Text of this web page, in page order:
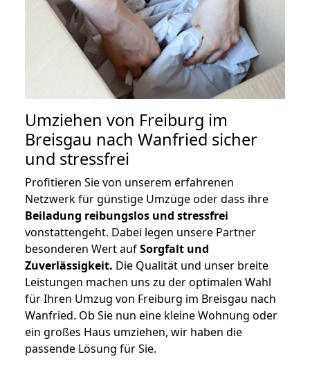
Umziehen von Freiburg im
Breisgau nach Wanfried sicher
und stressfrei
Profitieren Sie von unserem erfahrenen
Netzwerk für günstige Umzüge oder dass ihre
Beiladung reibungslos und stressfrei
vonstattengeht. Dabei legen unsere Partner
besonderen Wert aufSorgfalt und
Zuverlässigkeit. Die Qualität und unser breite
Leistungen machen uns zu der optimalen Wahl
für Ihren Umzug von Freiburg im Breisgau nach
Wanfried. Ob Sie nun eine kleine Wohnung oder
ein großes Haus umziehen, wir haben die
passende Lösung für Sie.